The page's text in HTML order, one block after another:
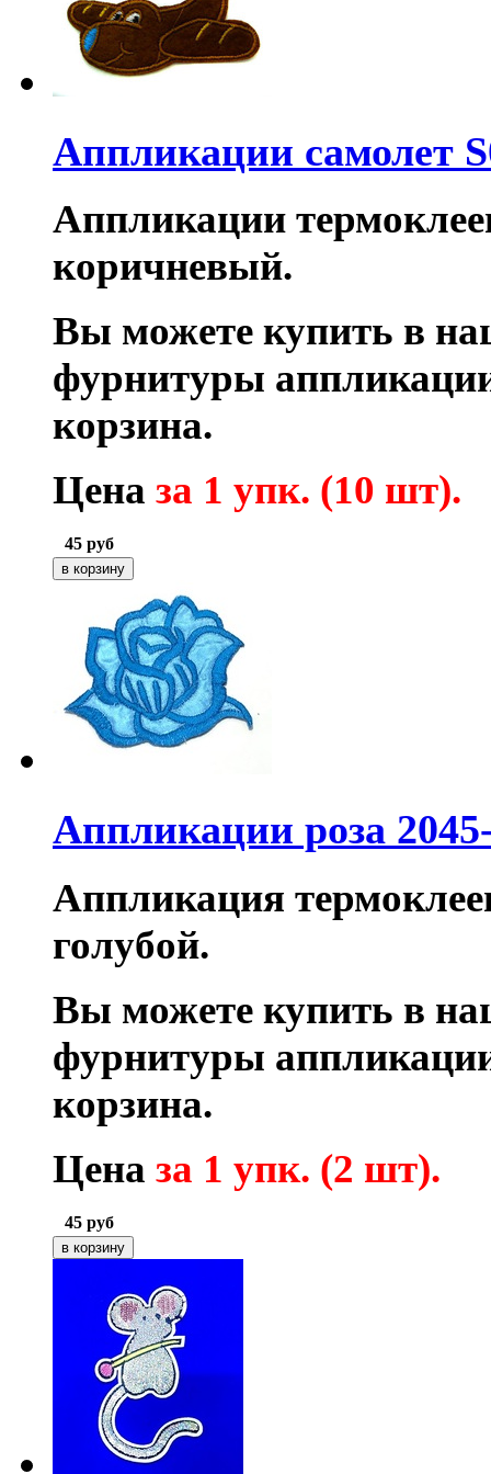
Аппликации самолет
Аппликации
коричневый.
Вы можете купить в
фурнитуры
корзина.
Цена за 1 упк. (10 шт).
45 руб
Аппликации роза
Аппликация
голубой.
Вы можете купить в
фурнитуры
корзина.
Цена за 1 упк. (2 шт).
45 руб